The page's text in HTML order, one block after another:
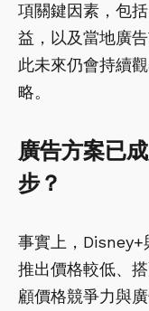
項關鍵因素，包
益，以及當地廣
此未來仍會持續
略。
廣告方案已
步？
事實上，
推出價格較低、
顧價格競爭力與